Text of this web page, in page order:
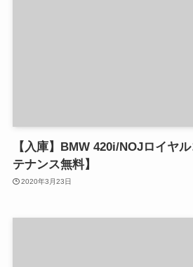
【入庫】BMW 420i/NOJロイヤ
テナンス無料】
2020年3月23日